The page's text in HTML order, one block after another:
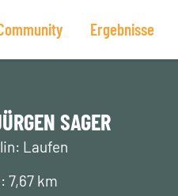
Ergebnisse
SAGER
Laufen
7,67 km